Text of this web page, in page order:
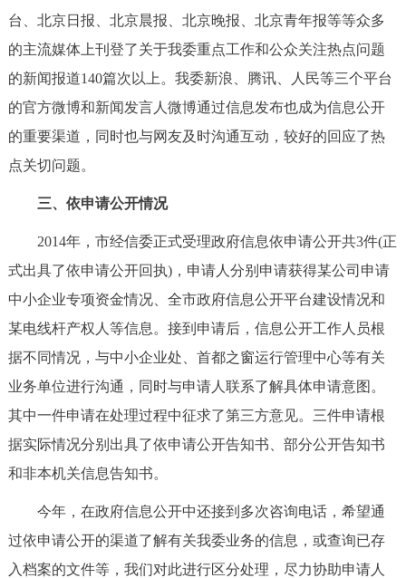
台、北京日报、北京晨报、北京晚报、北京青年报等等众多
的主流媒体上刊登了关于我委重点工作和公众关注热点问题
的新闻报道140篇次以上。我委新浪、腾讯、人民等三个平台
的官方微博和新闻发言人微博通过信息发布也成为信息公开
的重要渠道，同时也与网友及时沟通互动，较好的回应了热
点关切问题。
三、依申请公开情况
2014年，市经信委正式受理政府信息依申请公开共3件(正
式出具了依申请公开回执)，申请人分别申请获得某公司申请
中小企业专项资金情况、全市政府信息公开平台建设情况和
某电线杆产权人等信息。接到申请后，信息公开工作人员根
据不同情况，与中小企业处、首都之窗运行管理中心等有关
业务单位进行沟通，同时与申请人联系了解具体申请意图。
其中一件申请在处理过程中征求了第三方意见。三件申请根
据实际情况分别出具了依申请公开告知书、部分公开告知书
和非本机关信息告知书。
今年，在政府信息公开中还接到多次咨询电话，希望通
过依申请公开的渠道了解有关我委业务的信息，或查询已存
入档案的文件等，我们对此进行区分处理，尽力协助申请人